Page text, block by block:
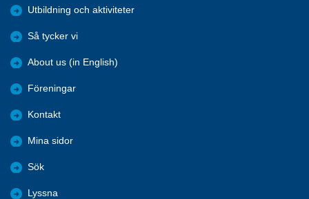
Utbildning och aktiviteter
Så tycker vi
About us (in English)
Föreningar
Kontakt
Mina sidor
Sök
Lyssna